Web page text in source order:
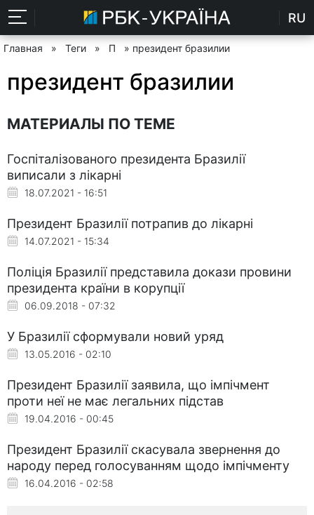
RU
Главная » Теги » П » президент бразилии
президент бразилии
МАТЕРИАЛЫ ПО ТЕМЕ
Госпіталізованого президента Бразилії
виписали з лікарні
18.07.2021 - 16:51
Президент Бразилії потрапив до лікарні
14.07.2021 - 15:34
Поліція Бразилії представила докази провини
президента країни в корупції
06.09.2018 - 07:32
У Бразилії сформували новий уряд
13.05.2016 - 02:10
Президент Бразилії заявила, що імпічмент
проти неї не має легальних підстав
19.04.2016 - 00:45
Президент Бразилії скасувала звернення до
народу перед голосуванням щодо імпічменту
16.04.2016 - 02:58